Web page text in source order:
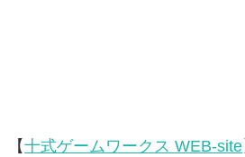
【十式ゲームワークス WEB-site